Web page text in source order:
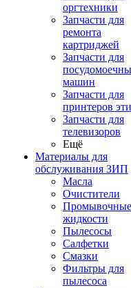
оргтехники
Запчасти для
ремонта
картриджей
Запчасти для
машин
Запчасти для
принтеров
Запчасти для
телевизоров
Ещё
Материалы для
обслуживания ЗИП
Масла
Очистители
Промывочные
жидкости
Пылесосы
Салфетки
Смазки
Фильтры для
пылесоса